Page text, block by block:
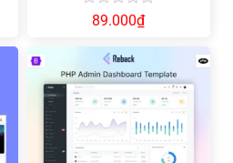
Được
hạng
5
89.000₫